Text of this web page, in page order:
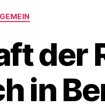
Kategorien
der
in